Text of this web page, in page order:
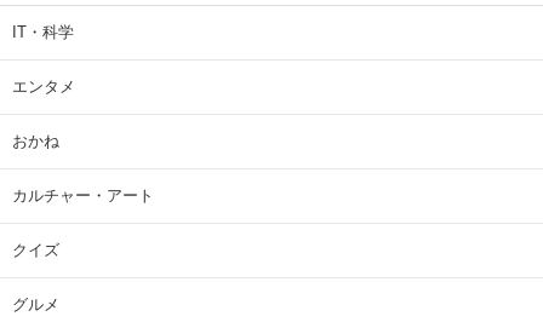
IT・科学
エンタメ
おかね
カルチャー・アート
クイズ
グルメ